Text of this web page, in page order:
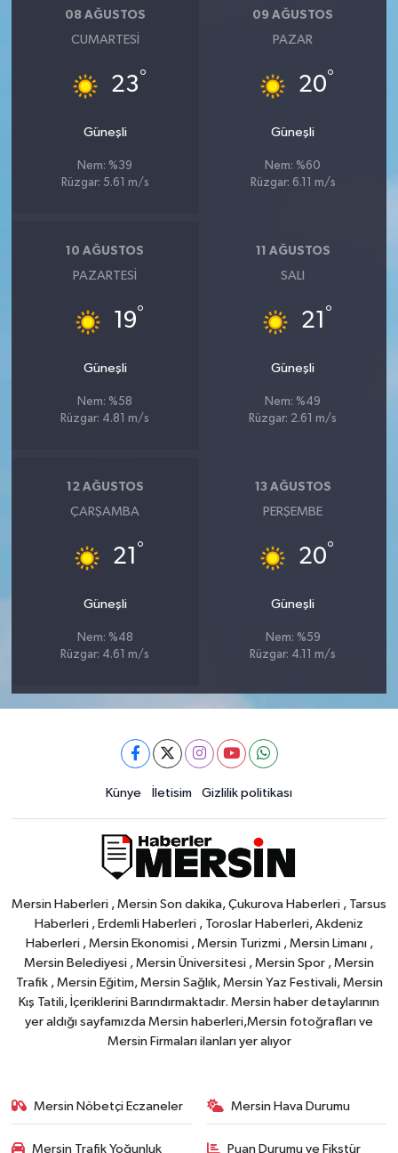
08 AĞUSTOS
CUMARTESI
23°
Güneşli
Nem: %39
Rüzgar: 5.61 m/s
09 AĞUSTOS
PAZAR
20°
Güneşli
Nem: %60
Rüzgar: 6.11 m/s
10 AĞUSTOS
PAZARTESI
19°
Güneşli
Nem: %58
Rüzgar: 4.81 m/s
11 AĞUSTOS
SALI
21 °
Güneşli
Nem: %49
Rüzgar: 2.61 m/s
12 AĞUSTOS
ÇARŞAMBA
21 °
Güneşli
Nem: %48
Rüzgar: 4.61 m/s
13 AĞUSTOS
PERŞEMBE
20°
Güneşli
Nem: %59
Rüzgar: 4.11 m/s
Künye İletisim Gizlilik politikası
Mersin Haberleri , Mersin Son dakika, Çukurova Haberleri , Tarsus
Haberleri , Erdemli Haberleri , Toroslar Haberleri, Akdeniz
Haberleri , Mersin Ekonomisi , Mersin Turizmi , Mersin Limanı ,
Mersin Belediyesi , Mersin Üniversitesi , Mersin Spor , Mersin
Trafik , Mersin Eğitim, Mersin Sağlık, Mersin Yaz Festivali, Mersin
Kış Tatili, İçeriklerini Barındırmaktadır. Mersin haber detaylarının
yer aldığı sayfamızda Mersin haberleri,Mersin fotoğrafları ve
Mersin Firmaları ilanları yer alıyor
Mersin Nöbetçi Eczaneler Mersin Hava Durumu
Mersin Trafik Yoğunluk Puan Durumu ve Fikstür